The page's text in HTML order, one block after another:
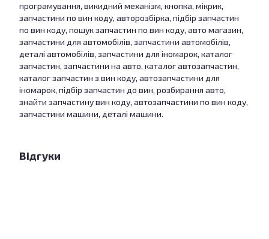
програмування, викидний механізм, кнопка, мікрик,
запчастини по вин коду, авторозбірка, підбір запчастин
по вин коду, пошук запчастин по вин коду, авто магазин,
запчастини для автомобілів, запчастини автомобілів,
деталі автомобілів, запчастини для іномарок, каталог
запчастин, запчастини на авто, каталог автозапчастин,
каталог запчастин з вин коду, автозапчастини для
іномарок, підбір запчастин до вин, розбирання авто,
знайти запчастину вин коду, автозапчастини по вин коду,
запчастини машини, деталі машини.
Відгуки